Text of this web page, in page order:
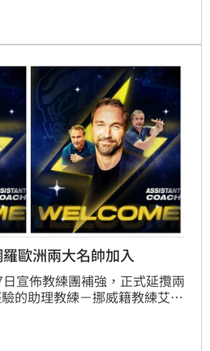
其他球隊談得不開心，隨時歡
歐洲兩大名帥加入
宣佈教練團補強，正式延攬兩
的助理教練－挪威籍教練艾克
攜手總教練費雪（Mathias